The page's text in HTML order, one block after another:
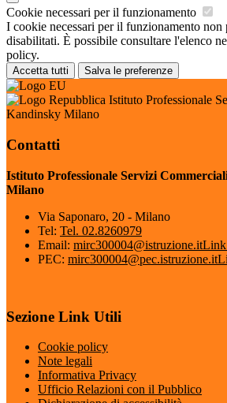
Cookie necessari per il funzionamento
I cookie necessari per il funzionamento non
disabilitati. È possibile consultare l'elenco
policy.
Accetta tutti Salva le preferenze
Istituto Professionale
Kandinsky Milano
Contatti
Istituto Professionale Servizi
Milano
Via Saponaro, 20 - Milano
Tel: Tel. 02.8260979
Email: mirc300004@istruzione.itLink
PEC: mirc300004@pec.istruzione.it
Sezione Link Utili
Cookie policy
Note legali
Informativa Privacy
Ufficio Relazioni con il Pubblico